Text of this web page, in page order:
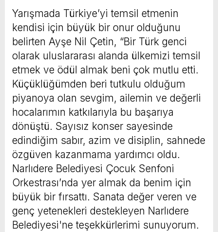
Yarışmada Türkiye’yi temsil etmenin
kendisi için büyük bir onur olduğunu
belirten Ayşe Nil Çetin, “Bir Türk genci
olarak uluslararası alanda ülkemizi temsil
etmek ve ödül almak beni çok mutlu etti.
Küçüklüğümden beri tutkulu olduğum
piyanoya olan sevgim, ailemin ve değerli
hocalarımın katkılarıyla bu başarıya
dönüştü. Sayısız konser sayesinde
edindiğim sabır, azim ve disiplin, sahnede
özgüven kazanmama yardımcı oldu.
Narlıdere Belediyesi Çocuk Senfoni
Orkestrası’nda yer almak da benim için
büyük bir fırsattı. Sanata değer veren ve
genç yetenekleri destekleyen Narlıdere
Belediyesi'ne teşekkürlerimi sunuyorum.